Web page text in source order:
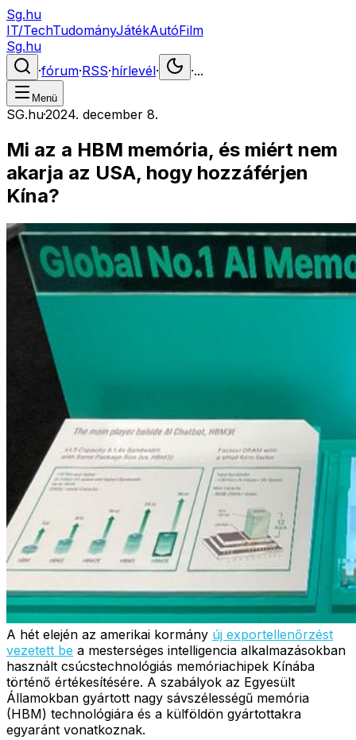
Sg.hu
IT/TechTudományJátékAutóFilm
Sg.hu
·fórum·RSS·hírlevél· ·...
Menü
SG.hu·2024. december 8.
Mi az a HBM memória, és miért nem
akarja az USA, hogy hozzáférjen
Kína?
A hét elején az amerikai kormány új exportellenőrzést
vezetett be a mesterséges intelligencia alkalmazásokban
használt csúcstechnológiás memóriachipek Kínába
történő értékesítésére. A szabályok az Egyesült
Államokban gyártott nagy sávszélességű memória
(HBM) technológiára és a külföldön gyártottakra
egyaránt vonatkoznak.